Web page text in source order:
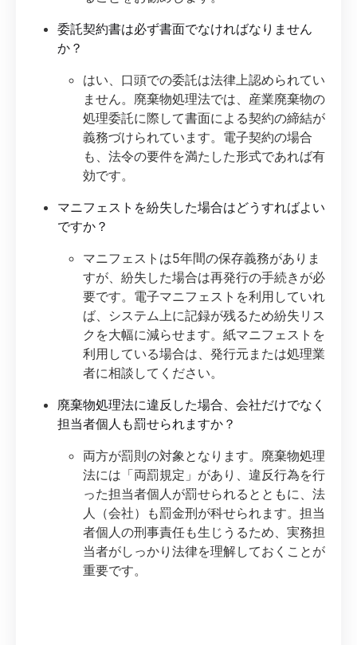
委託契約書は必ず書面でなければなりません
か？
はい、口頭での委託は法律上認められてい
ません。廃棄物処理法では、産業廃棄物の
処理委託に際して書面による契約の締結が
義務づけられています。電子契約の場合
も、法令の要件を満たした形式であれば有
効です。
マニフェストを紛失した場合はどうすればよい
ですか？
マニフェストは5年間の保存義務がありま
すが、紛失した場合は再発行の手続きが必
要です。電子マニフェストを利用していれ
ば、システム上に記録が残るため紛失リス
クを大幅に減らせます。紙マニフェストを
利用している場合は、発行元または処理業
者に相談してください。
廃棄物処理法に違反した場合、会社だけでなく
担当者個人も罰せられますか？
両方が罰則の対象となります。廃棄物処理
法には「両罰規定」があり、違反行為を行
った担当者個人が罰せられるとともに、法
人（会社）も罰金刑が科せられます。担当
者個人の刑事責任も生じうるため、実務担
当者がしっかり法律を理解しておくことが
重要です。